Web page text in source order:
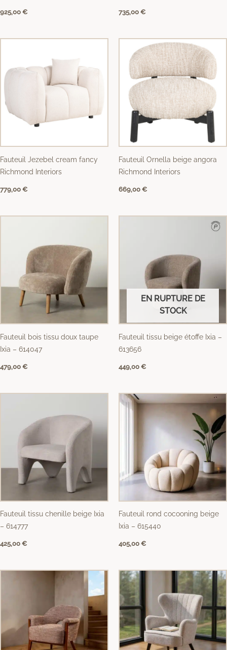
925,00 € 735,00 €
Fauteuil Jezebel cream fancy
Richmond Interiors
779,00 €
Fauteuil Ornella beige angora
Richmond Interiors
669,00 €
Fauteuil bois tissu doux taupe
Ixia – 614047
479,00 €
EN RUPTURE DE
STOCK
Fauteuil tissu beige étoffe Ixia –
613656
449,00 €
Fauteuil tissu chenille beige Ixia
– 614777
425,00 €
Fauteuil rond cocooning beige
Ixia – 615440
405,00 €